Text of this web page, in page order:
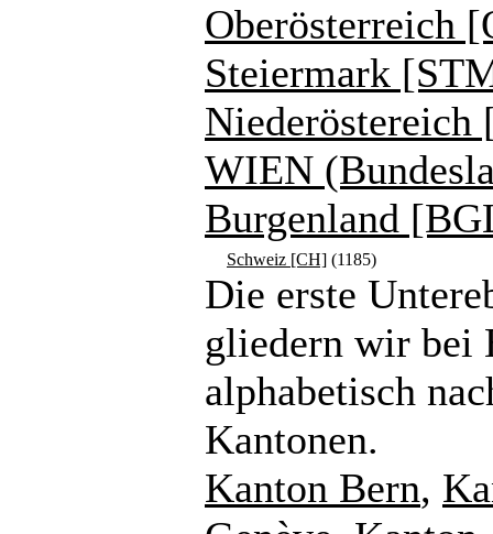
Oberösterreich
Steiermark
Niederöstereich
WIEN
Burgenland
Schweiz [CH] (1185)
Die erste
gliedern wir bei
alphabetisch
Kantonen.
Kanton Bern,